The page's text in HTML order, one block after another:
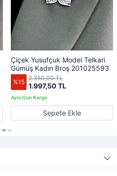
Çiçek Yusufçuk Model Telkari
Gümüş Kadın Broş 201025593
%15 1.997,50 TL
2.350,00 TL
Sepete Ekle